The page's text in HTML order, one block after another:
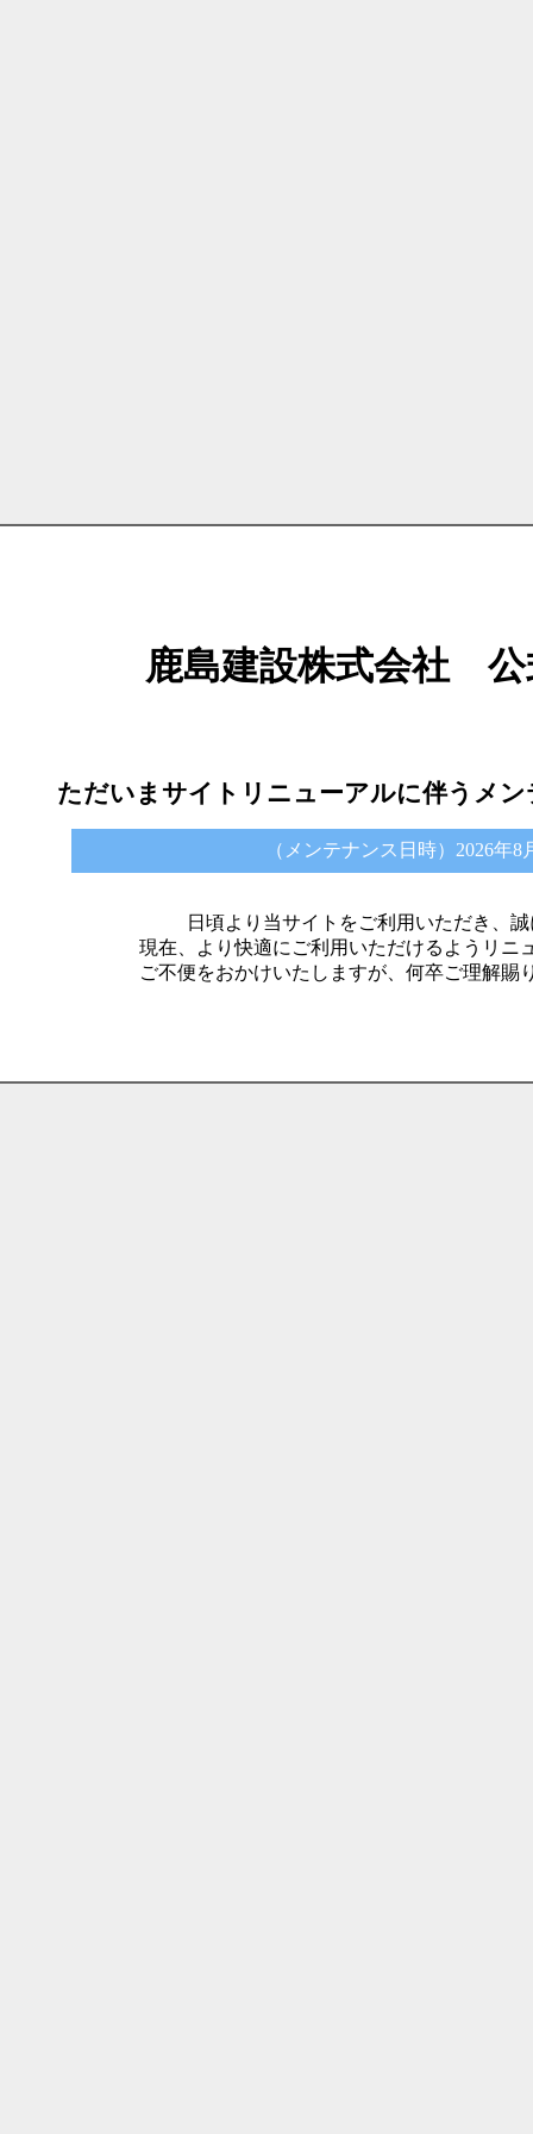
鹿島建設株式会社
ただいまサイトリニューアルに伴うメ
（メンテナンス日時）2026年8
日頃より当サイトをご利用いただき、
現在、より快適にご利用いただけるようリニ
ご不便をおかけいたしますが、何卒ご理解賜